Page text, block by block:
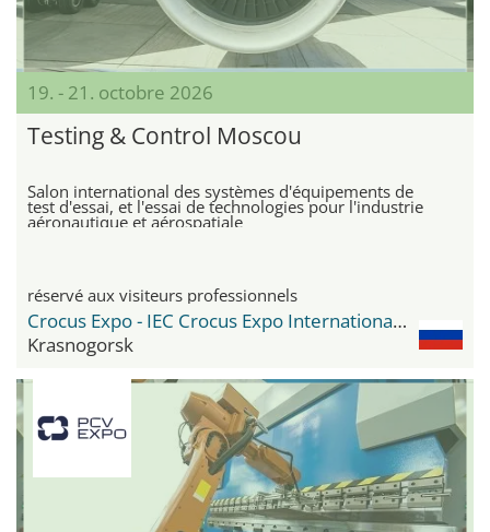
19. - 21. octobre 2026
Testing & Control Moscou
Salon international des systèmes d'équipements de
test d'essai, et l'essai de technologies pour l'industrie
aéronautique et aérospatiale
réservé aux visiteurs professionnels
Crocus Expo - IEC Crocus Expo International Exhibition Centre
Krasnogorsk